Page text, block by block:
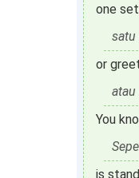
one
satu
or
You
is